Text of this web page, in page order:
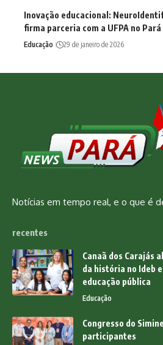
Inovação educacional:
firma parceria com a UFPA no Pará
Educação 29 de janeiro de 2026
Notícias em tempo real, e o que é
recentes
Canaã dos Carajás
da história no Ideb
educação pública
Educação
Congresso do
participantes